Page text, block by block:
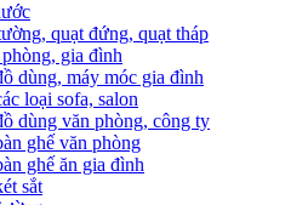
quạt đứng, quạt tháp
gia đình
dùng, máy móc gia đình
loại sofa, salon
dùng văn phòng, công ty
ghế văn phòng
ghế ăn gia đình
sắt